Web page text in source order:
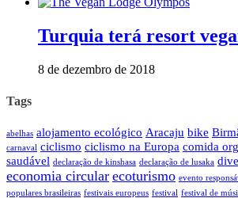
Turquia terá resort
8 de dezembro de 2018
Tags
abelhas alojamento ecológico Aracaju bike
carnaval ciclismo ciclismo na Europa comida
saudável declaração de kinshasa declaração de lusaka
economia circular ecoturismo evento
populares brasileiras festivais europeus festival festival de